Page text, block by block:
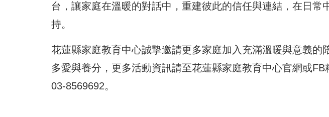
台，讓家庭在溫暖的對話中，重建彼此的信任與連結，在日常
持。
花蓮縣家庭教育中心誠摯邀請更多家庭加入充滿溫暖與意義的
多愛與養分，更多活動資訊請至花蓮縣家庭教育中心官網或FB
03-8569692。